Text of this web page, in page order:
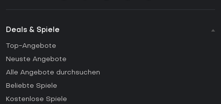
Deals & Spiele
Top-Angebote
Neuste Angebote
Alle Angebote durchsuchen
Beliebte Spiele
Kostenlose Spiele